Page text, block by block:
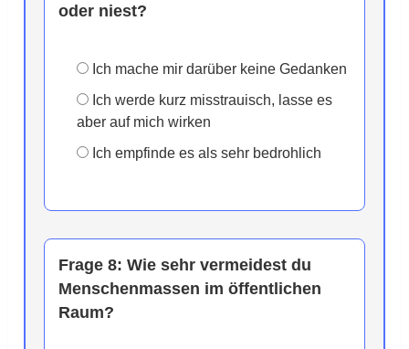
oder niest?
Ich mache mir darüber keine Gedanken
Ich werde kurz misstrauisch, lasse es
aber auf mich wirken
Ich empfinde es als sehr bedrohlich
Frage 8: Wie sehr vermeidest du
Menschenmassen im öffentlichen
Raum?